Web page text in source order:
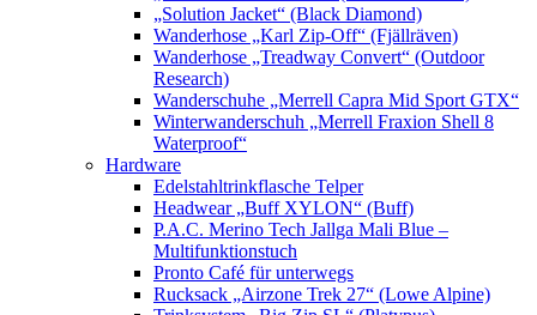
„Solution Jacket“ (Black Diamond)
Wanderhose „Karl Zip-Off“ (Fjällräven)
Wanderhose „Treadway Convert“ (Outdoor
Research)
Wanderschuhe „Merrell Capra Mid Sport GTX“
Winterwanderschuh „Merrell Fraxion Shell 8
Waterproof“
Hardware
Edelstahltrinkflasche Telper
Headwear „Buff XYLON“ (Buff)
P.A.C. Merino Tech Jallga Mali Blue –
Multifunktionstuch
Pronto Café für unterwegs
Rucksack „Airzone Trek 27“ (Lowe Alpine)